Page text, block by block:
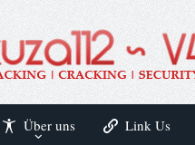
Über uns Link Us